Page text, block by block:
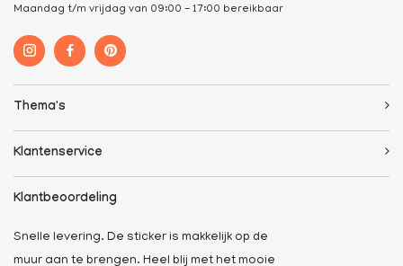
Maandag t/m vrijdag van 09:00 - 17:00 bereikbaar
Thema's
Klantenservice
Klantbeoordeling
Snelle levering. De sticker is makkelijk op de
muur aan te brengen. Heel blij met het mooie